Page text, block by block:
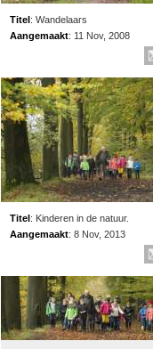
Titel: Wandelaars
Aangemaakt: 11 Nov, 2008
Titel: Kinderen in de natuur.
Aangemaakt: 8 Nov, 2013